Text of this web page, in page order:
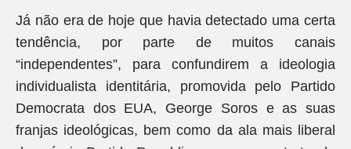
Já não era de hoje que havia detectado uma certa
tendência, por parte de muitos canais
“independentes”, para confundirem a ideologia
individualista identitária, promovida pelo Partido
Democrata dos EUA, George Soros e as suas
franjas ideológicas, bem como da ala mais liberal